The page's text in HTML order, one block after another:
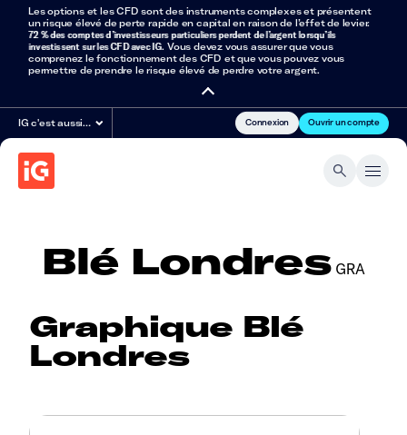
Les options et les CFD sont des instruments complexes et présentent
un risque élevé de perte rapide en capital en raison de l’effet de levier.
72 % des comptes d’investisseurs particuliers perdent de l’argent lorsqu’ils
investissent sur les CFD avec IG. Vous devez vous assurer que vous
comprenez le fonctionnement des CFD et que vous pouvez vous
permettre de prendre le risque élevé de perdre votre argent.
IG c'est aussi… Connexion Ouvrir un compte
Blé Londres GRA
Graphique Blé
Londres